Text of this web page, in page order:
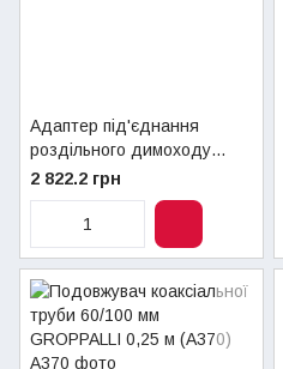
Адаптер під'єднання
роздільного димоходу
60/110 х 80/80 мм Groppalli
(art.BB11259)
2 822.2 грн